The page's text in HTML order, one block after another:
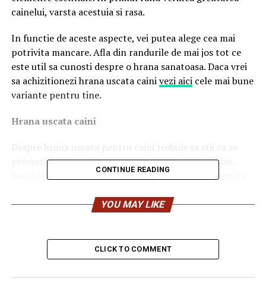
cainelui, varsta acestuia si rasa.
In functie de aceste aspecte, vei putea alege cea mai
potrivita mancare. Afla din randurile de mai jos tot ce
este util sa cunosti despre o hrana sanatoasa. Daca vrei
sa achizitionezi hrana uscata cainivezi aicicele mai bune
variante pentru tine.
Hrana uscata caini
prezinta sub forma de bobite de diferite dimensiuni.
Sanatatea animalului tau de companie este influentata
produse care ii ofera catelului nutritentii de care are
continut ridicat de proteine, vitamine si minerale.
CONTINUE READING
YOU MAY LIKE
CLICK TO COMMENT